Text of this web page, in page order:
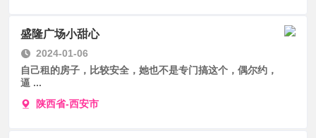
盛隆广场小甜心
2024-01-06
自己租的房子，比较安全，她也不是专门搞这个，偶尔约，
逼 ...
陕西省-西安市